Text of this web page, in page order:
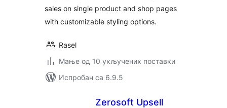
sales on single product and shop pages
with customizable styling options.
Rasel
Мање од 10 укључених поставки
Испробан са 6.9.5
Zerosoft Upsell